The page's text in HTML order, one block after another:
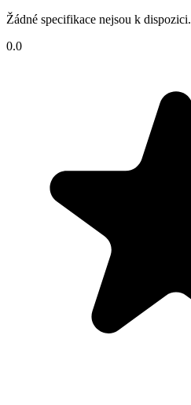
Žádné specifikace nejsou k dispozici.
0.0